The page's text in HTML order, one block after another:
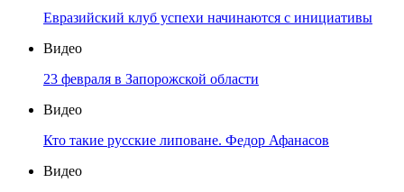
Евразийский клуб успехи начинаются с инициативы
Видео
23 февраля в Запорожской области
Видео
Кто такие русские липоване. Федор Афанасов
Видео